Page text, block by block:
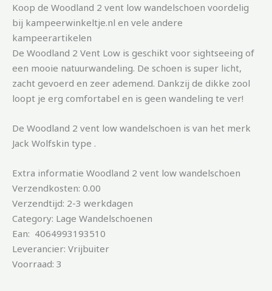
Koop de Woodland 2 vent low wandelschoen voordelig
bij kampeerwinkeltje.nl en vele andere
kampeerartikelen
De Woodland 2 Vent Low is geschikt voor sightseeing of
een mooie natuurwandeling. De schoen is super licht,
zacht gevoerd en zeer ademend. Dankzij de dikke zool
loopt je erg comfortabel en is geen wandeling te ver!
De Woodland 2 vent low wandelschoen is van het merk
Jack Wolfskin type .
Extra informatie Woodland 2 vent low wandelschoen
Verzendkosten: 0.00
Verzendtijd: 2-3 werkdagen
Category: Lage Wandelschoenen
Ean: 4064993193510
Leverancier: Vrijbuiter
Voorraad: 3